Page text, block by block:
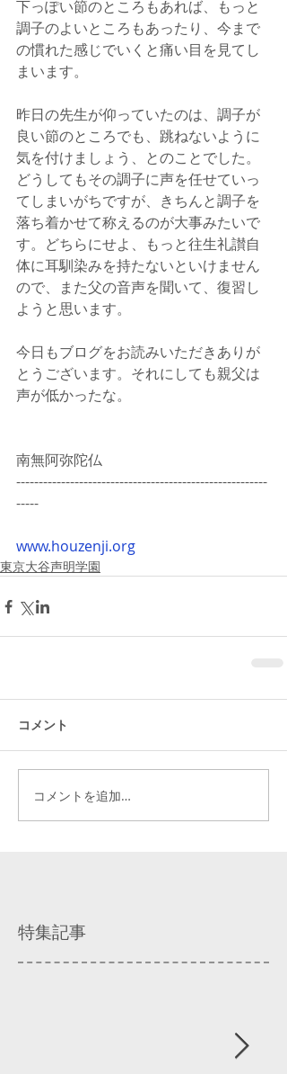
下っぽい節のところもあれば、もっと
調子のよいところもあったり、今まで
の慣れた感じでいくと痛い目を見てし
まいます。
昨日の先生が仰っていたのは、調子が
良い節のところでも、跳ねないように
気を付けましょう、とのことでした。
どうしてもその調子に声を任せていっ
てしまいがちですが、きちんと調子を
落ち着かせて称えるのが大事みたいで
す。どちらにせよ、もっと往生礼讃自
体に耳馴染みを持たないといけません
ので、また父の音声を聞いて、復習し
ようと思います。
今日もブログをお読みいただきありが
とうございます。それにしても親父は
声が低かったな。
南無阿弥陀仏
--------------------------------------------------------
-----
www.houzenji.org
東京大谷声明学園
コメント
コメントを追加…
特集記事